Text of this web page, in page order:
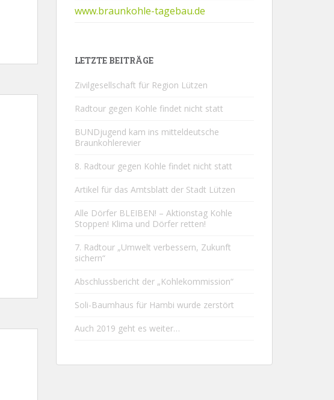
www.braunkohle-tagebau.de
LETZTE BEITRÄGE
Zivilgesellschaft für Region Lützen
Radtour gegen Kohle findet nicht statt
BUNDjugend kam ins mitteldeutsche
Braunkohlerevier
8. Radtour gegen Kohle findet nicht statt
Artikel für das Amtsblatt der Stadt Lützen
Alle Dörfer BLEIBEN! – Aktionstag Kohle
Stoppen! Klima und Dörfer retten!
7. Radtour „Umwelt verbessern, Zukunft
sichern“
Abschlussbericht der „Kohlekommission“
Soli-Baumhaus für Hambi wurde zerstört
Auch 2019 geht es weiter…